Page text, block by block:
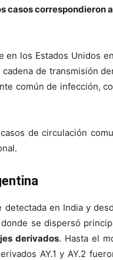
correspondieron al
en los Estados Unidos
de transmisión
común de infección,
de circulación
detectada en India y
se dispersó
derivados. Hasta el
AY.1 y AY.2